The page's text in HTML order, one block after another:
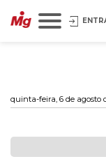
quinta-feira, 6 de agosto